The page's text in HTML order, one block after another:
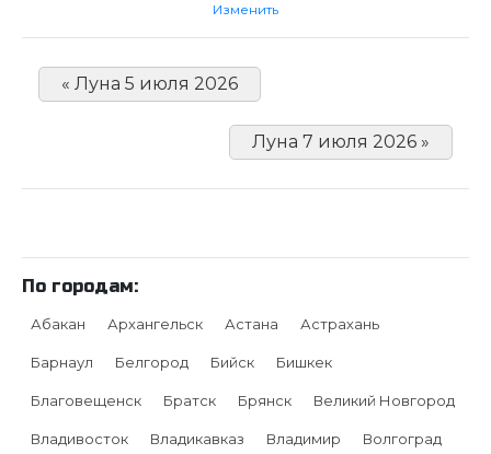
Изменить
« Луна 5 июля 2026
Луна 7 июля 2026 »
По городам:
Абакан Архангельск Астана Астрахань
Барнаул Белгород Бийск Бишкек
Благовещенск Братск Брянск Великий Новгород
Владивосток Владикавказ Владимир Волгоград